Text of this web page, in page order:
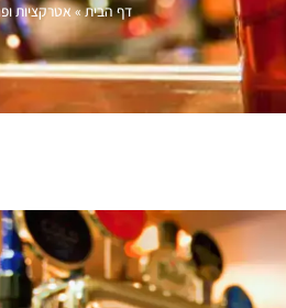
דף הבית»אטרקציות